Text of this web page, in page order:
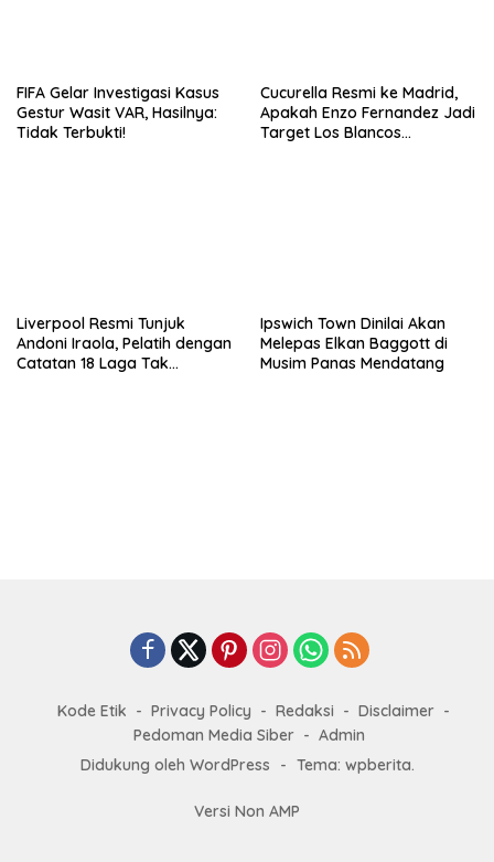
FIFA Gelar Investigasi Kasus
Gestur Wasit VAR, Hasilnya:
Tidak Terbukti!
Cucurella Resmi ke Madrid,
Apakah Enzo Fernandez Jadi
Target Los Blancos
Liverpool Resmi Tunjuk
Andoni Iraola, Pelatih dengan
Catatan 18 Laga Tak
Ipswich Town Dinilai Akan
Melepas Elkan Baggott di
Musim Panas Mendatang
Kode Etik Privacy Policy Redaksi
Disclaimer
Pedoman Media Siber
Admin
Didukung oleh WordPress
- Tema: wpberita.
Versi Non AMP